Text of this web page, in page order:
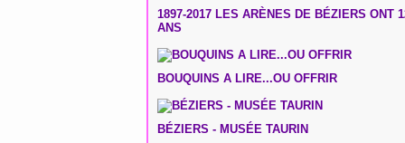
1897-2017 LES ARÈNES DE BÉZIERS ONT
ANS
BOUQUINS A LIRE...OU OFFRIR
BÉZIERS - MUSÉE TAURIN